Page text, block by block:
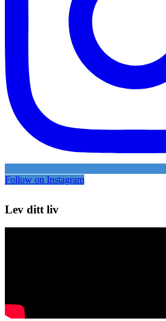
Follow on Instagram
Lev ditt liv